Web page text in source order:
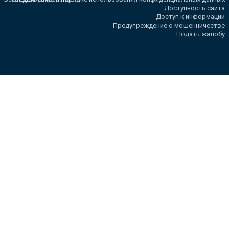
Доступность сайта
Доступ к информации
Предупреждение о мошенничестве
Подать жалобу